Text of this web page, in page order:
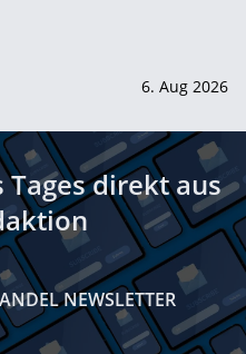
6. Aug 2026
Tages direkt aus
NEWSLETTER